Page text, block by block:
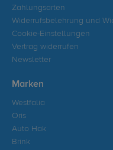
Zahlungsarten
Widerrufsbelehrung und
Cookie-Einstellungen
Vertrag widerrufen
Newsletter
Marken
Westfalia
Oris
Auto Hak
Brink